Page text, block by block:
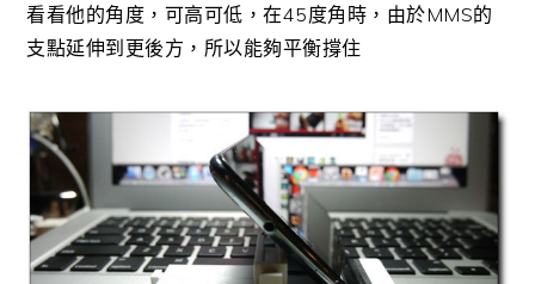
看看他的角度，可高可低，在45度角時，由於MMS的
支點延伸到更後方，所以能夠平衡撐住